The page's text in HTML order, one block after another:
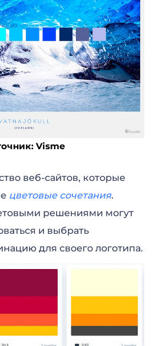
Visme
веб-сайтов, которые
цветовые сочетания.
решениями могут
и выбрать
для своего логотипа.